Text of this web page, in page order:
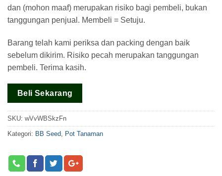
dan (mohon maaf) merupakan risiko bagi pembeli, bukan
tanggungan penjual. Membeli = Setuju.
Barang telah kami periksa dan packing dengan baik
sebelum dikirim. Risiko pecah merupakan tanggungan
pembeli. Terima kasih.
Beli Sekarang
SKU: wVvWBSkzFn
Kategori: BB Seed Pot Tanaman